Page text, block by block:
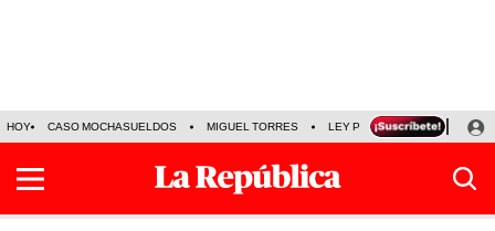
HOY CASO MOCHASUELDOS MIGUEL TORRES LEY PULPÍN PRECIO DEL